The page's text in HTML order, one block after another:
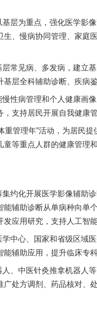
为重点，强化医学影
、慢病协同管理、家庭
见病、多发病，建立
层全科辅助诊断、疾病
病管理和个人健康画
支持居民开展自我健康
管理年”活动，为居民提
等重点人群的健康管理
化开展医学影像辅助
辅助诊断从单病种向单
应用研究，支持人工智
心、国家和省级区域医
辅助应用，提升临床专
中医针灸推拿机器人等
处方调剂、药品核对、